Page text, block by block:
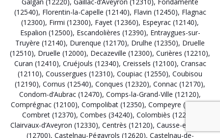
(12540), Florentin-la-Capelle (12140), Flavin (12450), Flagnac
(12300), Firmi (12300), Fayet (12360), Espeyrac (12140),
Espalion (12500), Escandolières (12390), Entraygues-sur-
Truyère (12140), Durenque (12170), Drulhe (12350), Druelle
(12510), Druelle (12000), Decazeville (12300), Curières (12210),
Curan (12410), Cruéjouls (12340), Creissels (12100), Cransac
(12110), Coussergues (12310), Coupiac (12550), Coubisou
(12190), Cornus (12540), Conques (12320), Connac (12170),
Condom-d’Aubrac (12470), Comps-la-Grand-Ville (12120),
Comprégnac (12100), Compolibat (12350), Compeyre (12520),
Combret (12370), Combes (34240), Colombiès (12240)
Clairvaux-d’Aveyron (12330), Centrès (12120), Causse-et-Diège
(12700), Castelnau-Pégayrols (12620), Castelnau-de-